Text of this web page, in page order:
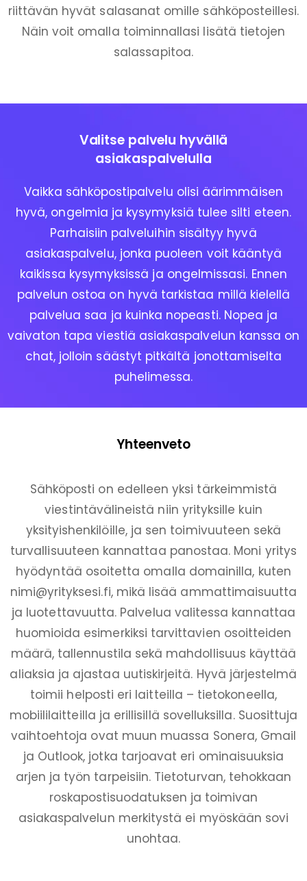
riittävän hyvät salasanat omille sähköposteillesi.
Näin voit omalla toiminnallasi lisätä tietojen
salassapitoa.
Valitse palvelu hyvällä
asiakaspalvelulla
Vaikka sähköpostipalvelu olisi äärimmäisen
hyvä, ongelmia ja kysymyksiä tulee silti eteen.
Parhaisiin palveluihin sisältyy hyvä
asiakaspalvelu, jonka puoleen voit kääntyä
kaikissa kysymyksissä ja ongelmissasi. Ennen
palvelun ostoa on hyvä tarkistaa millä kielellä
palvelua saa ja kuinka nopeasti. Nopea ja
vaivaton tapa viestiä asiakaspalvelun kanssa on
chat, jolloin säästyt pitkältä jonottamiselta
puhelimessa.
Yhteenveto
Sähköposti on edelleen yksi tärkeimmistä
viestintävälineistä niin yrityksille kuin
yksityishenkilöille, ja sen toimivuuteen sekä
turvallisuuteen kannattaa panostaa. Moni yritys
hyödyntää osoitetta omalla domainilla, kuten
nimi@yrityksesi.fi, mikä lisää ammattimaisuutta
ja luotettavuutta. Palvelua valitessa kannattaa
huomioida esimerkiksi tarvittavien osoitteiden
määrä, tallennustila sekä mahdollisuus käyttää
aliaksia ja ajastaa uutiskirjeitä. Hyvä järjestelmä
toimii helposti eri laitteilla – tietokoneella,
mobiililaitteilla ja erillisillä sovelluksilla. Suosittuja
vaihtoehtoja ovat muun muassa Sonera, Gmail
ja Outlook, jotka tarjoavat eri ominaisuuksia
arjen ja työn tarpeisiin. Tietoturvan, tehokkaan
roskapostisuodatuksen ja toimivan
asiakaspalvelun merkitystä ei myöskään sovi
unohtaa.